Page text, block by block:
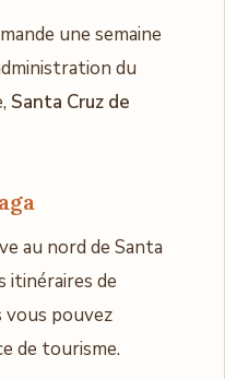
une semaine
du
Santa Cruz de
au nord de Santa
itinéraires de
vous pouvez
de tourisme.